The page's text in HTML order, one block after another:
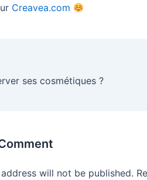
Creavea.com
ses cosmétiques ?
will not be published.